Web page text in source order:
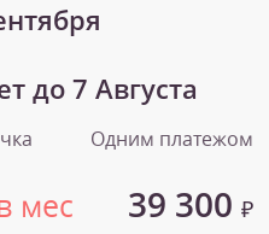
до 7 Августа
мес
Одним платежом
39 300 ₽